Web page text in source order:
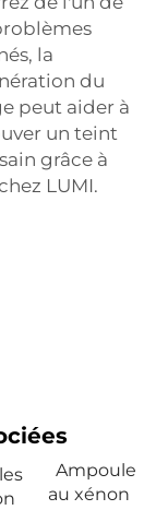
la
du
peut aider à
un teint
grâce à
LUMI.
Ampoule
au xénon